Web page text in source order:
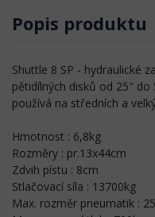
Popis produktu
Shuttle 8 SP - hydraulické
pětidílných disků od 25"
používá na středních a
Hmotnost : 6,8kg
Rozměry : pr.13x44cm
Zdvih pístu : 8cm
Stlačovací síla : 13700kg
Max. rozměr pneumatik :